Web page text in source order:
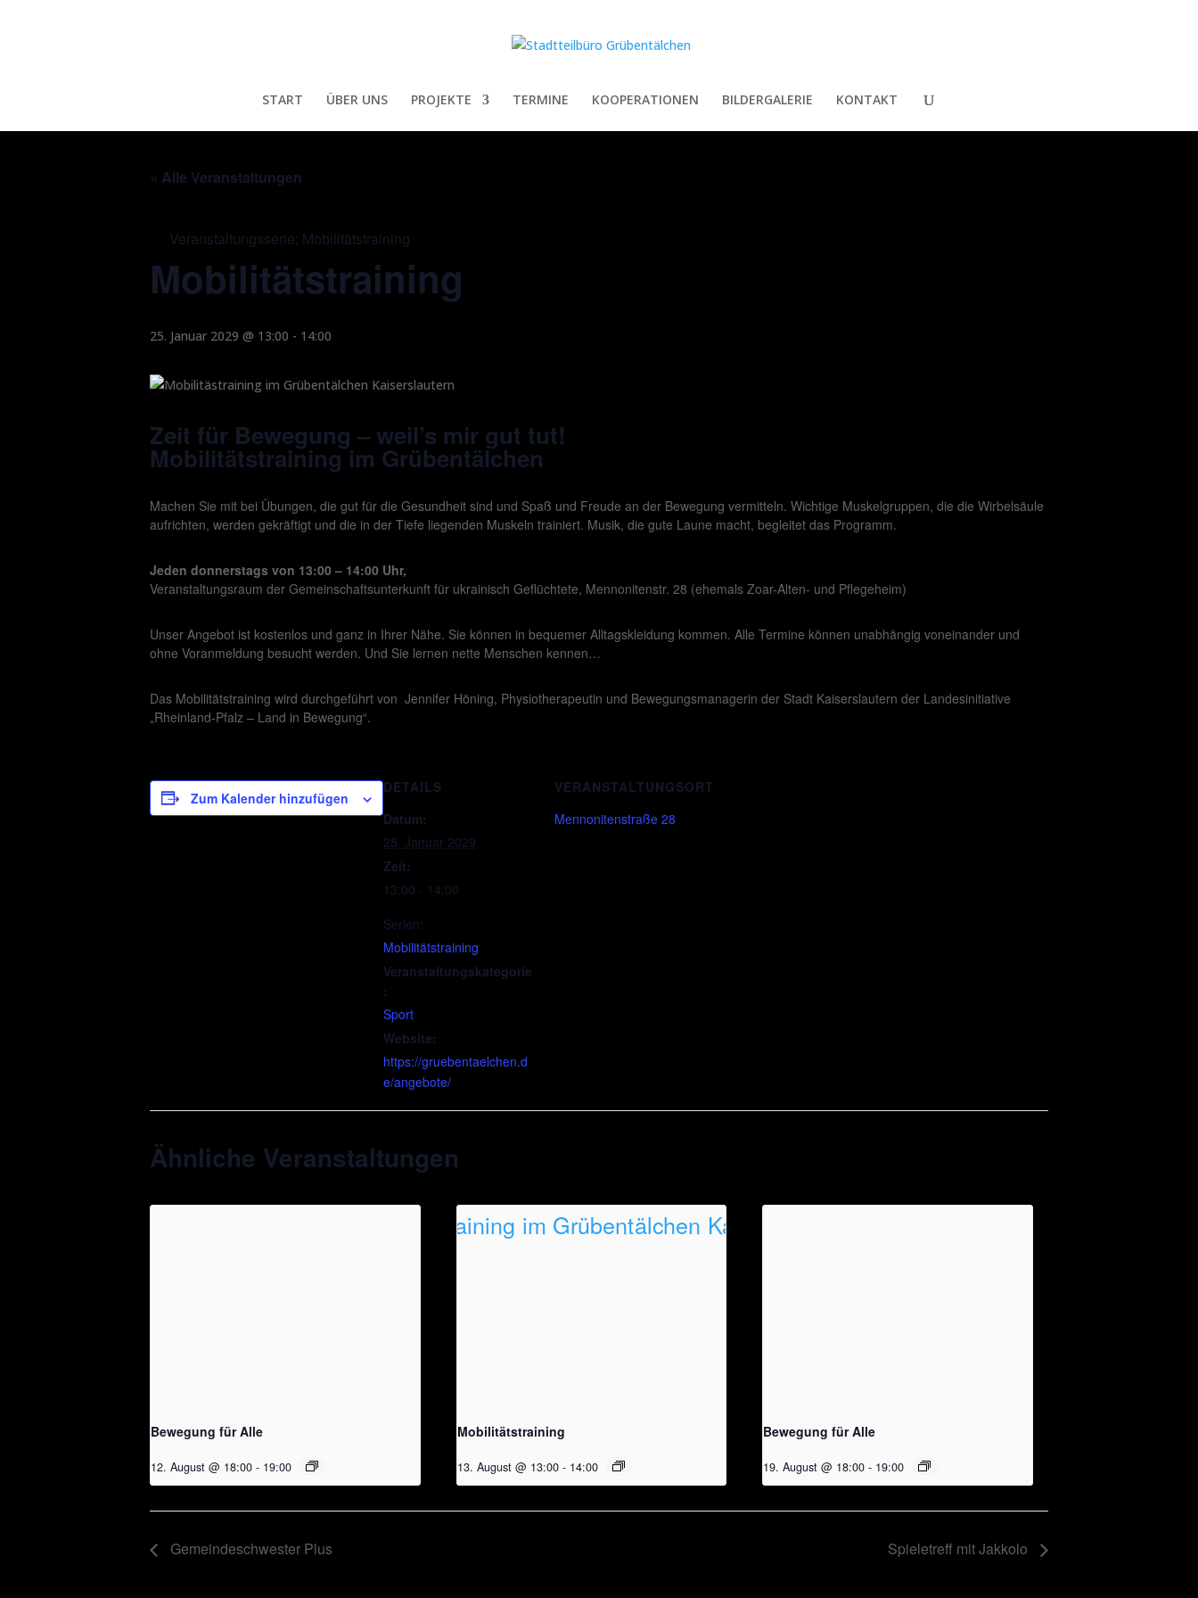
START ÜBER UNS PROJEKTE TERMINE KOOPERATIONEN BILDERGALERIE KONTAKT
« Alle Veranstaltungen
Veranstaltungsserie: Mobilitätstraining
Mobilitätstraining
25. Januar 2029 @ 13:00 - 14:00
Zeit für Bewegung – weil’s mir gut tut!
Mobilitätstraining im Grübentälchen
Machen Sie mit bei Übungen, die gut für die Gesundheit sind und Spaß und Freude an der Bewegung vermitteln. Wichtige Muskelgruppen, die die Wirbelsäule
aufrichten, werden gekräftigt und die in der Tiefe liegenden Muskeln trainiert. Musik, die gute Laune macht, begleitet das Programm.
Jeden donnerstags von 13:00 – 14:00 Uhr,
Veranstaltungsraum der Gemeinschaftsunterkunft für ukrainisch Geflüchtete, Mennonitenstr. 28 (ehemals Zoar-Alten- und Pflegeheim)
Unser Angebot ist kostenlos und ganz in Ihrer Nähe. Sie können in bequemer Alltagskleidung kommen. Alle Termine können unabhängig voneinander und
ohne Voranmeldung besucht werden. Und Sie lernen nette Menschen kennen…
Das Mobilitätstraining wird durchgeführt von Jennifer Höning, Physiotherapeutin und Bewegungsmanagerin der Stadt Kaiserslautern der Landesinitiative
„Rheinland-Pfalz – Land in Bewegung“.
Zum Kalender hinzufügen
DETAILS
Datum:
25. Januar 2029
Zeit:
13:00 - 14:00
Serien:
Mobilitätstraining
Veranstaltungskategorie
:
Sport
Website:
https://gruebentaelchen.d
e/angebote/
VERANSTALTUNGSORT
Mennonitenstraße 28
Ähnliche Veranstaltungen
Bewegung für Alle
12. August @ 18:00 - 19:00
Mobilitätstraining
13. August @ 13:00 - 14:00
Bewegung für Alle
19. August @ 18:00 - 19:00
Gemeindeschwester Plus Spieletreff mit Jakkolo